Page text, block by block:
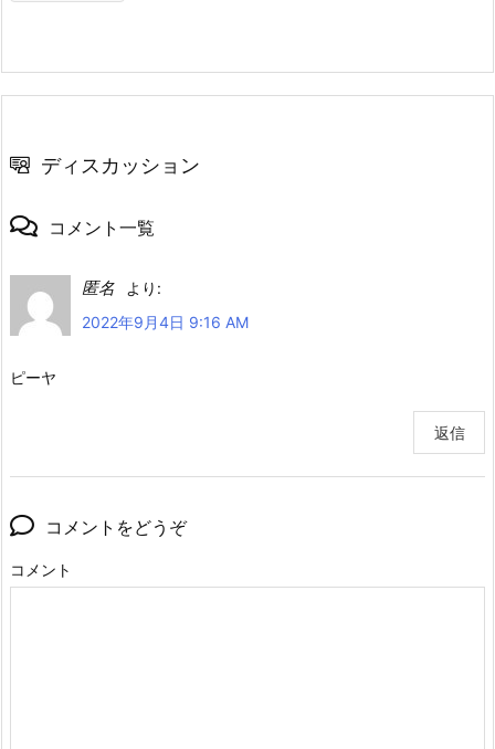
ディスカッション
コメント一覧
匿名
より:
2022年9月4日 9:16 AM
ピーヤ
返信
コメントをどうぞ
コメント